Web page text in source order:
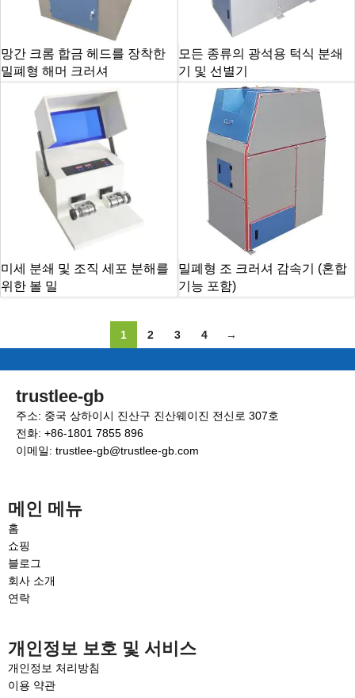
망간 크롬 합금 헤드를 장착한
밀폐형 해머 크러셔
모든 종류의 광석용 턱식 분쇄
기 및 선별기
미세 분쇄 및 조직 세포 분해를
위한 볼 밀
밀폐형 조 크러셔 감속기 (혼합
기능 포함)
1 2 3 4 →
trustlee-gb
주소: 중국 상하이시 진산구 진산웨이진 전신로 307호
전화: +86-1801 7855 896
이메일: trustlee-gb@trustlee-gb.com
메인 메뉴
홈
쇼핑
블로그
회사 소개
연락
개인정보 보호 및 서비스
개인정보 처리방침
이용 약관